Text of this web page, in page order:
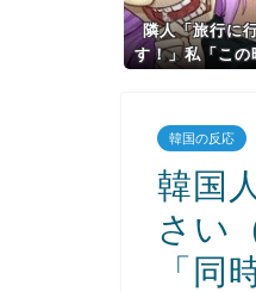
隣人「旅行に
す！」私「この
ず…
韓国の反応
韓国
さい
「同